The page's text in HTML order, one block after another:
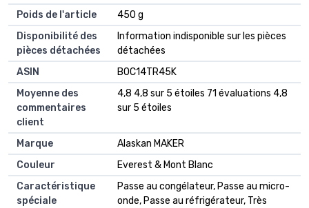
Poids de l'article
‎450 g
Disponibilité des
pièces détachées
‎Information indisponible sur les pièces
détachées
ASIN
B0C14TR45K
Moyenne des
commentaires
client
4,8 4,8 sur 5 étoiles 71 évaluations 4,8
sur 5 étoiles
Marque
Alaskan MAKER
Couleur
Everest & Mont Blanc
Caractéristique
spéciale
Passe au congélateur, Passe au micro-
onde, Passe au réfrigérateur, Très